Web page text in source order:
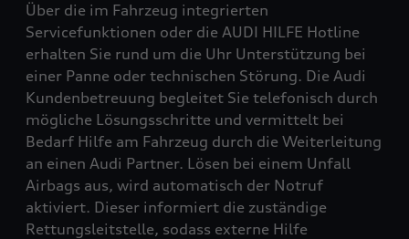
Über die im Fahrzeug integrierten
Servicefunktionen oder die AUDI HILFE Hotline
erhalten Sie rund um die Uhr Unterstützung bei
einer Panne oder technischen Störung. Die Audi
Kundenbetreuung begleitet Sie telefonisch durch
mögliche Lösungsschritte und vermittelt bei
Bedarf Hilfe am Fahrzeug durch die Weiterleitung
an einen Audi Partner. Lösen bei einem Unfall
Airbags aus, wird automatisch der Notruf
aktiviert. Dieser informiert die zuständige
Rettungsleitstelle, sodass externe Hilfe